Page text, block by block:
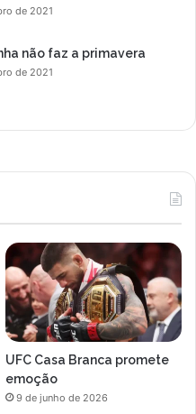
de 2021
não faz a primavera
de 2021
UFC Casa Branca promete
emoção
9 de junho de 2026